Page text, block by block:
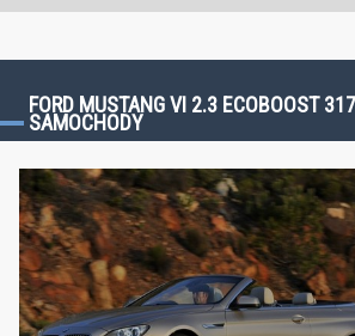
FORD MUSTANG VI 2.3 ECOBOOST
SAMOCHODY